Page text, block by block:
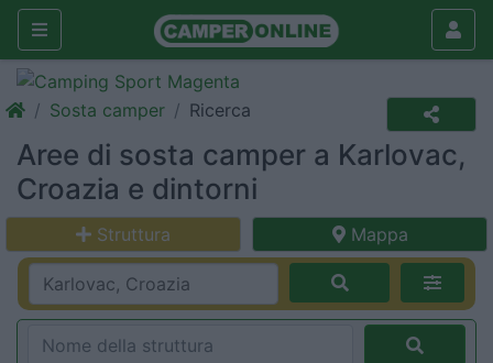
Sosta camper Ricerca
Aree di sosta camper a Karlovac,
Croazia e dintorni
Struttura Mappa